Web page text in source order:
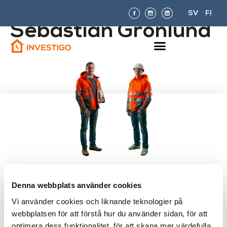
Denna webbplats använder cookies
Vi använder cookies och liknande teknologier på
webbplatsen för att förstå hur du använder sidan, för att
SV FI
Sebastian Grönlund
fundersam över ditt hems eller
husbolags fukttekniska kondition?